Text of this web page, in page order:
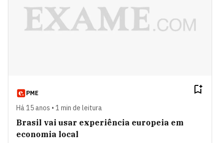
PME
Há 15 anos • 1 min de leitura
Brasil vai usar experiência europeia em
economia local